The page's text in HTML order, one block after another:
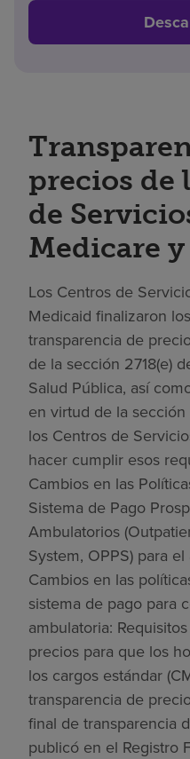
precios de
de
Medicare
Los Centros de
Medicaid finalizaron
transparencia de
de la sección 2718(e)
Salud Pública, así
en virtud de la sección
los Centros de
hacer cumplir esos
Cambios en las
Sistema de Pago
Ambulatorios
System, OPPS) para
Cambios en las
sistema de pago para
ambulatoria:
precios para que los
los cargos estándar
transparencia de
final de transparencia
publicó en el Registro